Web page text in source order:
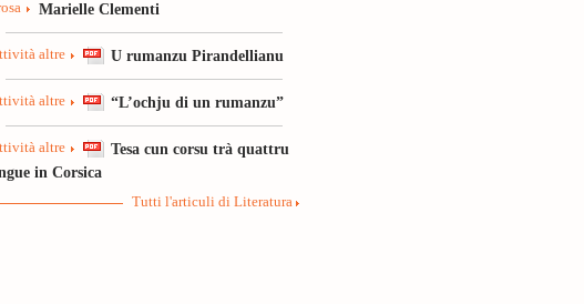
Marielle Clementi
altre U rumanzu Pirandellianu
altre “L’ochju di un rumanzu”
altre
Tesa cun corsu trà quattru
in Corsica
Tutti l'articuli di Literatura